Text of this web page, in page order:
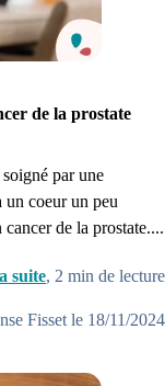
de la prostate
par une
coeur un peu
de la prostate....
suite, 2 min de lecture
Fisset le 18/11/2024